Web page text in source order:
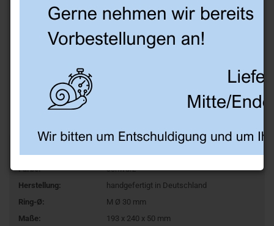
Farbe:
schwarz
Herstellung:
handgefertigt in Deutschland
Ring-Ø:
M Ø 30 mm
Maße:
193 x 240 x 50 mm